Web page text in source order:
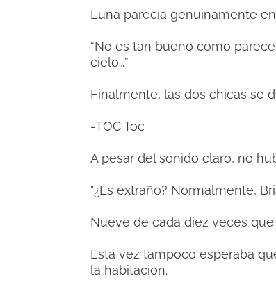
Luna parecía genuinamente
“No es tan bueno como
cielo…”
Finalmente, las dos chicas se
-TOC Toc
A pesar del sonido claro, no
"¿Es extraño? Normalmente,
Nueve de cada diez veces
Esta vez tampoco esperaba
la habitación.